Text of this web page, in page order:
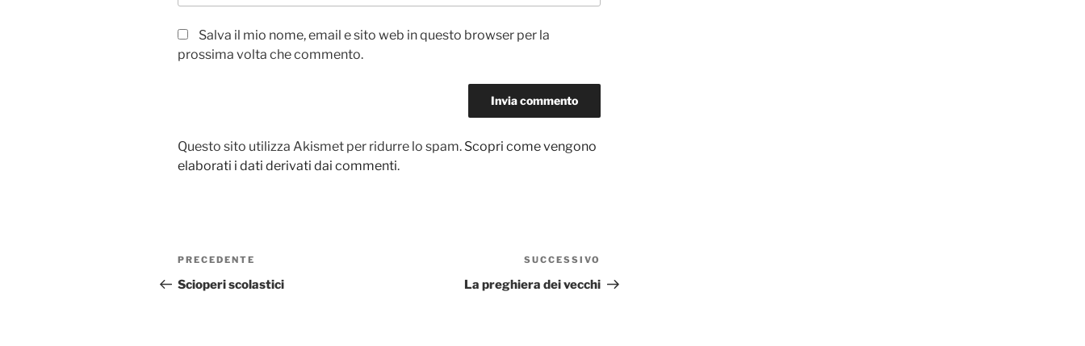
Salva il mio nome, email e sito web in questo browser per la
prossima volta che commento.
Questo sito utilizza Akismet per ridurre lo spam. Scopri come vengono
elaborati i dati derivati dai commenti.
Navigazione
articoli
Articolo
precedente:
PRECEDENTE
Scioperi scolastici
successivo
SUCCESSIVO
La preghiera dei vecchi